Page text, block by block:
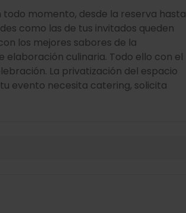
todo momento, desde la reserva hasta
como las de tus invitados queden
los mejores sabores de la
culinaria. Todo ello con el
La privatización del espacio
evento necesita catering, solicita